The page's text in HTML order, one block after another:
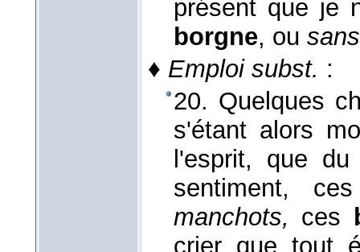
présent que je
borgne, ou
♦ Emploi subst. :
20. Quelques
s'étant alors
l'esprit, que
sentiment,
manchots, ces
crier que tout